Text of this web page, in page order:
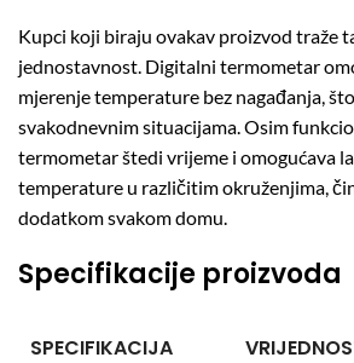
Kupci koji biraju ovakav proizvod traže
jednostavnost. Digitalni termometar
mjerenje temperature bez nagađanja,
svakodnevnim situacijama. Osim
termometar štedi vrijeme i omogućava
temperature u različitim okruženjima,
dodatkom svakom domu.
Specifikacije proizvoda
SPECIFIKACIJA